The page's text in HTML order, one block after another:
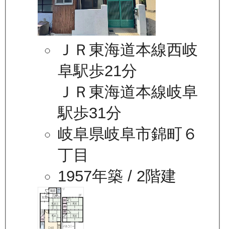
ＪＲ東海道本線西岐
阜駅歩21分
ＪＲ東海道本線岐阜
駅歩31分
岐阜県岐阜市錦町６
丁目
1957年築 / 2階建